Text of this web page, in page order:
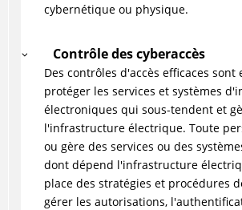
cybernétique ou physique.
Contrôle des cyberaccès
Des contrôles d'accès efficaces sont
protéger les services et systèmes
électroniques qui sous-tendent et
l'infrastructure électrique. Toute
ou gère des services ou des
dont dépend l'infrastructure
place des stratégies et procédures
gérer les autorisations,